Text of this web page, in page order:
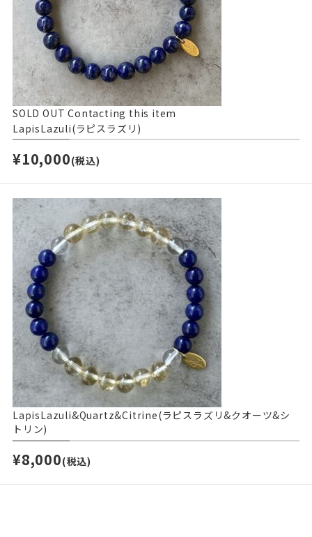
SOLD OUTContacting this item
LapisLazuli(ラピスラズリ)
¥10,000(税込)
LapisLazuli&Quartz&Citrine(ラピスラズリ&クオーツ&シ
トリン)
¥8,000(税込)